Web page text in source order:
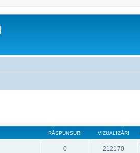
RĂSPUNSURI VIZUALIZĂRI
0 212170